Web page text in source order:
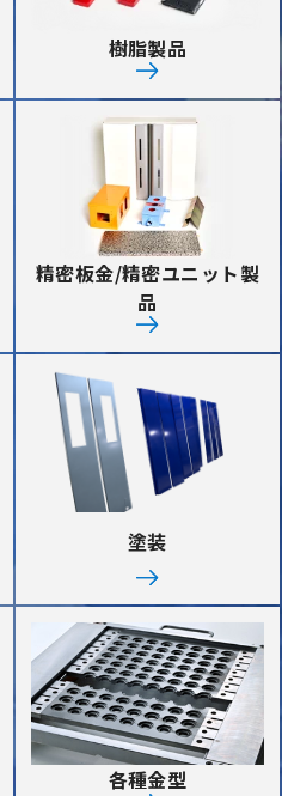
樹脂製品
精密板金/精密ユニット製
品
塗装
各種金型